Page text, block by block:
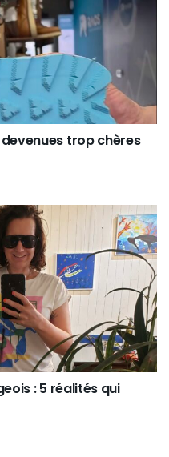
trop chères
: 5 réalités qui